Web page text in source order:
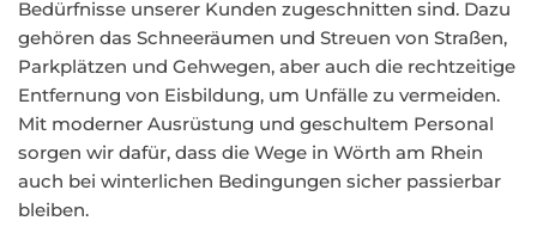
Bedürfnisse unserer Kunden zugeschnitten sind. Dazu
gehören das Schneeräumen und Streuen von Straßen,
Parkplätzen und Gehwegen, aber auch die rechtzeitige
Entfernung von Eisbildung, um Unfälle zu vermeiden.
Mit moderner Ausrüstung und geschultem Personal
sorgen wir dafür, dass die Wege in Wörth am Rhein
auch bei winterlichen Bedingungen sicher passierbar
bleiben.